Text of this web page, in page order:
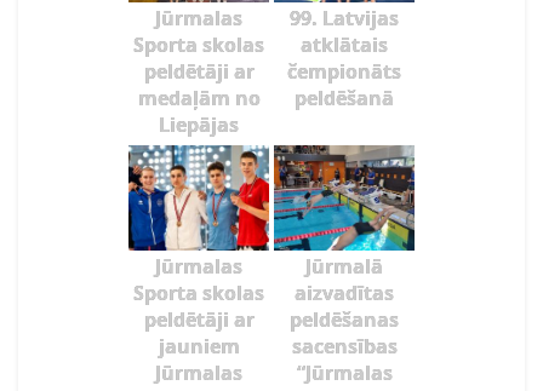
Jūrmalas
Sporta skolas
peldētāji ar
medaļām no
Liepājas
99. Latvijas
atklātais
čempionāts
peldēšanā
Jūrmalas
Sporta skolas
peldētāji ar
jauniem
Jūrmalas
Jūrmalā
aizvadītas
peldēšanas
sacensības
“Jūrmalas